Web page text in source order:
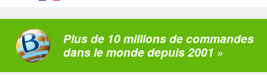
Plus de 10 millions de commandes
dans le monde depuis 2001 »